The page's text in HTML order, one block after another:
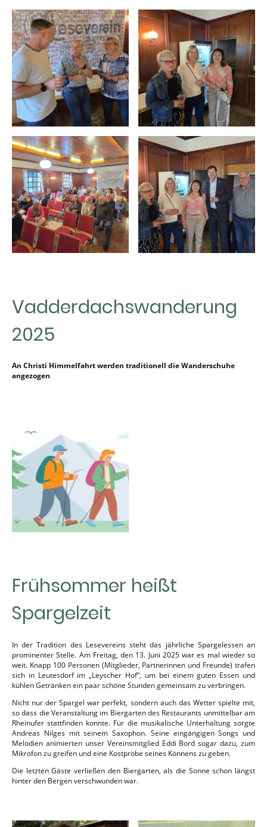
Vadderdachswanderung
2025
An Christi Himmelfahrt werden traditionell die Wanderschuhe
angezogen
Frühsommer heißt
Spargelzeit
In der Tradition des Lesevereins steht das jährliche Spargelessen an
prominenter Stelle. Am Freitag, den 13. Juni 2025 war es mal wieder so
weit. Knapp 100 Personen (Mitglieder, Partnerinnen und Freunde) trafen
sich in Leutesdorf im „Leyscher Hof“, um bei einem guten Essen und
kühlen Getränken ein paar schöne Stunden gemeinsam zu verbringen.
Nicht nur der Spargel war perfekt, sondern auch das Wetter spielte mit,
so dass die Veranstaltung im Biergarten des Restaurants unmittelbar am
Rheinufer stattfinden konnte. Für die musikalische Unterhaltung sorgte
Andreas Nilges mit seinem Saxophon. Seine eingängigen Songs und
Melodien animierten unser Vereinsmitglied Eddi Bord sogar dazu, zum
Mikrofon zu greifen und eine Kostprobe seines Könnens zu geben.
Die letzten Gäste verließen den Biergarten, als die Sonne schon längst
hinter den Bergen verschwunden war.